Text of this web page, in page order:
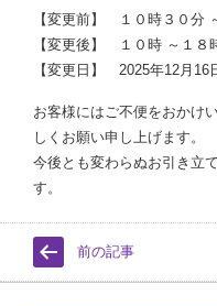
【変更前】 １０時３０分
【変更後】 １０時 ～１８
【変更日】 2025年12月16
お客様にはご不便をおかけ
しくお願い申し上げます。
今後とも変わらぬお引き立
す。
前の記事